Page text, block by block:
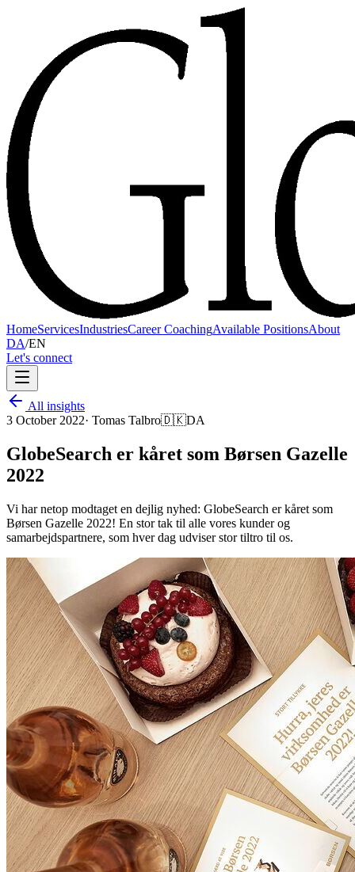
HomeServicesIndustriesCareer CoachingAvailable PositionsAbout
DA/EN
Let's connect
All insights
3 October 2022· Tomas Talbro🇩🇰DA
GlobeSearch er kåret som Børsen Gazelle
2022
Vi har netop modtaget en dejlig nyhed: GlobeSearch er kåret som
Børsen Gazelle 2022! En stor tak til alle vores kunder og
samarbejdspartnere, som hver dag udviser stor tiltro til os.